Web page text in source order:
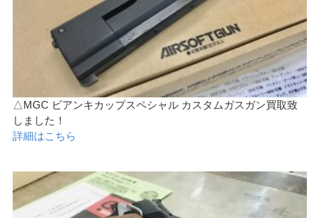
△MGC ビアンキカップスペシャル カスタムガスガン買取致
しました！
詳細はこちら